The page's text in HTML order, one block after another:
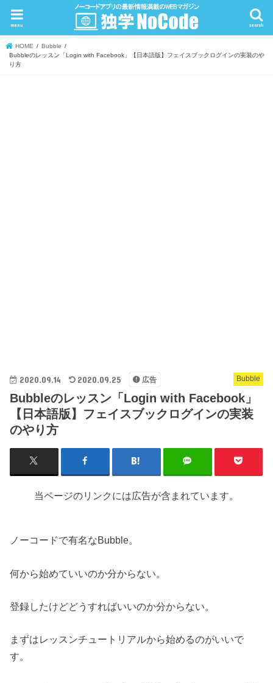
search
menu
HOME
Bubble
Bubbleのレッスン「Login with Facebook」【日本語版】フェイスブックログインの実装のや
り方
Bubble
2020.09.14 2020.09.25 広告
Bubbleのレッスン「Login with Facebook」
【日本語版】フェイスブックログインの実装
のやり方
当ページのリンクには広告が含まれています。
ノーコードで有名なBubble。
何から始めていいのか分からない。
登録したけどどうすればいいのか分からない。
まずはレッスンチュートリアルから始めるのがいいで
す。